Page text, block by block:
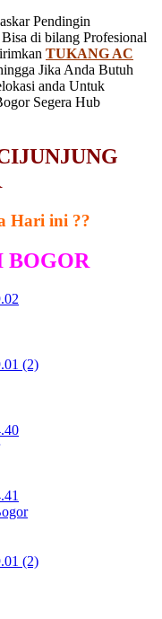
Pendingin
Bisa di bilang Profesional
TUKANG AC
Jika Anda Butuh
anda Untuk
Segera Hub
Hari ini ??
BOGOR